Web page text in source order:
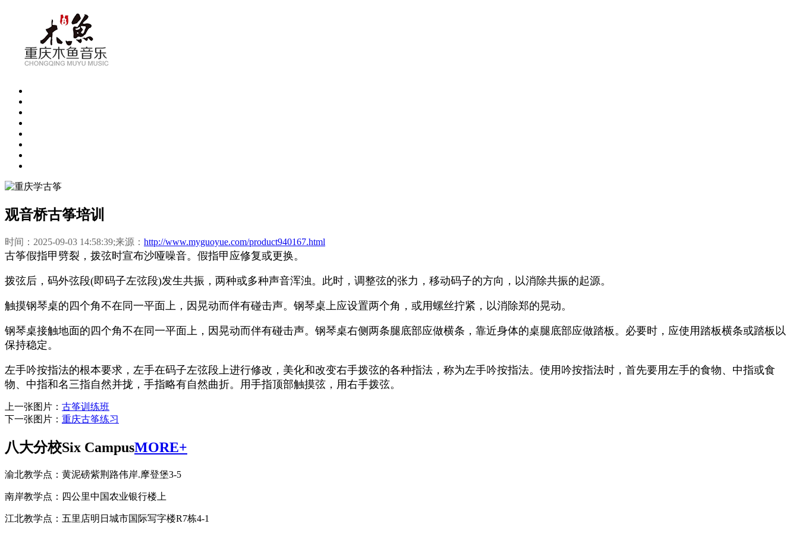
观音桥古筝培训
时间：2025-09-03 14:58:39;来源： http://www.myguoyue.com/product940167.html
古筝假指甲劈裂，拨弦时宣布沙哑噪音。假指甲应修复或更换。
拨弦后，码外弦段(即码子左弦段)发生共振，两种或多种声音浑浊。此时，调整弦的张力，移动码子的方向，以消除共振的起源。
触摸钢琴桌的四个角不在同一平面上，因晃动而伴有碰击声。钢琴桌上应设置两个角，或用螺丝拧紧，以消除郑的晃动。
钢琴桌接触地面的四个角不在同一平面上，因晃动而伴有碰击声。钢琴桌右侧两条腿底部应做横条，靠近身体的桌腿底部应做踏板。必要时，应使用踏板横条或踏板以
保持稳定。
左手吟按指法的根本要求，左手在码子左弦段上进行修改，美化和改变右手拨弦的各种指法，称为左手吟按指法。使用吟按指法时，首先要用左手的食物、中指或食
物、中指和名三指自然并拢，手指略有自然曲折。用手指顶部触摸弦，用右手拨弦。
上一张图片： 古筝训练班
下一张图片： 重庆古筝练习
八大分校Six CampusMORE+
渝北教学点：黄泥磅紫荆路伟岸.摩登堡3-5
南岸教学点：四公里中国农业银行楼上
江北教学点：五里店明日城市国际写字楼R7栋4-1